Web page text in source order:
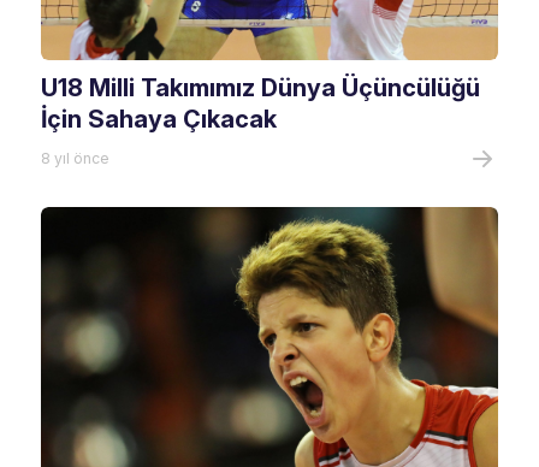
U18 Milli Takımımız Dünya Üçüncülüğü
İçin Sahaya Çıkacak
8 yıl önce